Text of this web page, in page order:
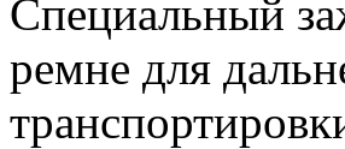
Специальный
ремне для